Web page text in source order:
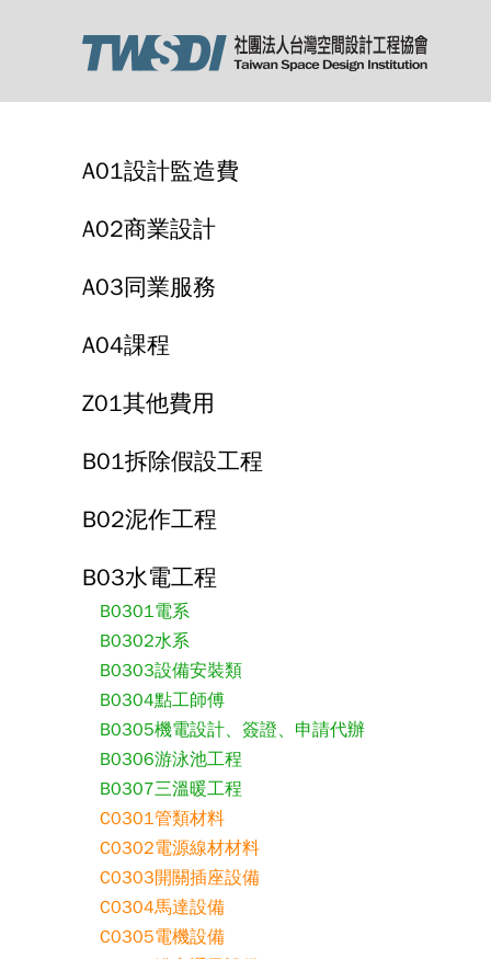
A01設計監造費
A02商業設計
A03同業服務
A04課程
Z01其他費用
B01拆除假設工程
B02泥作工程
B03水電工程
B0301電系
B0302水系
B0303設備安裝類
B0304點工師傅
B0305機電設計、簽證、申請代辦
B0306游泳池工程
B0307三溫暖工程
C0301管類材料
C0302電源線材材料
C0303開關插座設備
C0304馬達設備
C0305電機設備